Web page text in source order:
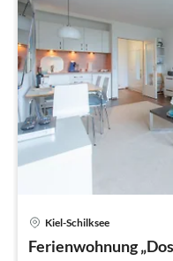
Kiel-Schilksee
Ferienwohnung